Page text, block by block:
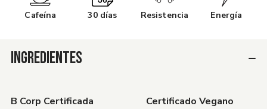
Cafeína 30 días Resistencia Energía
INGREDIENTES
B Corp Certificada
Certificado Vegano